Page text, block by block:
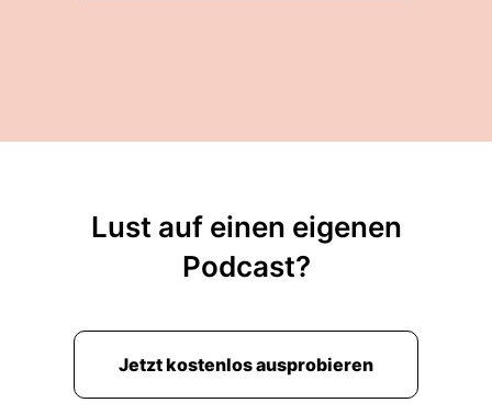
Lust auf einen eigenen
Podcast?
Jetzt kostenlos ausprobieren